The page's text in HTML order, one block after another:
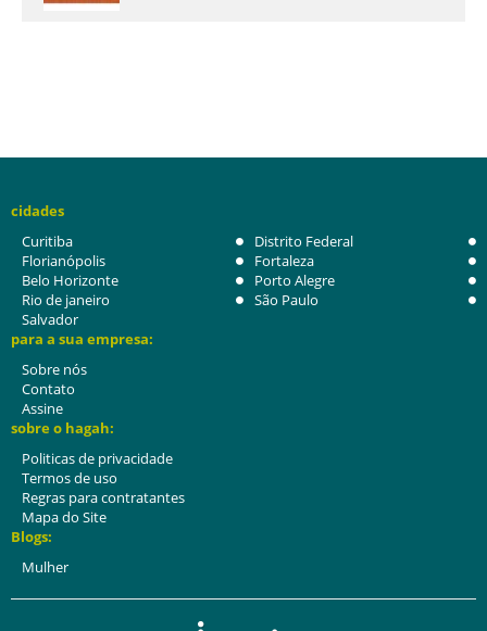
cidades
Curitiba
Distrito Federal
Florianópolis
Fortaleza
Belo Horizonte
Porto Alegre
Rio de janeiro
São Paulo
Salvador
para a sua empresa:
Sobre nós
Contato
Assine
sobre o hagah:
Politicas de privacidade
Termos de uso
Regras para contratantes
Mapa do Site
Blogs:
Mulher